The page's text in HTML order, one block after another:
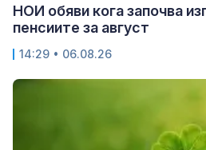
НОИ обяви кога започва
пенсиите за август
14:29 • 06.08.26